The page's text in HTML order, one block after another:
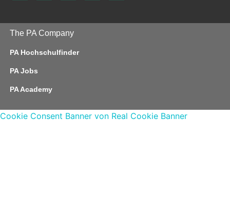
The PA Company
PA Hochschulfinder
PA Jobs
PA Academy
Cookie Consent Banner von Real Cookie Banner